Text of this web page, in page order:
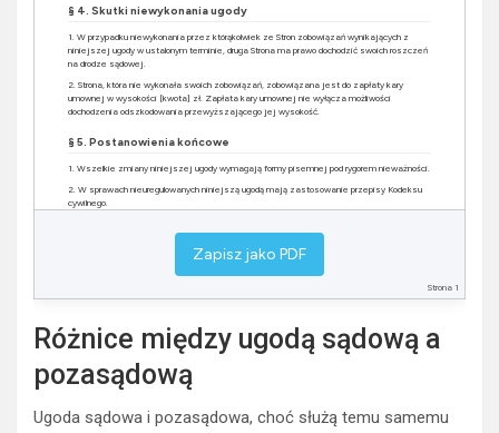
§ 4. Skutki niewykonania ugody
1. W przypadku niewykonania przez którąkolwiek ze Stron zobowiązań wynikających z
niniejszej ugody w ustalonym terminie, druga Strona ma prawo dochodzić swoich roszczeń
na drodze sądowej.
2. Strona, która nie wykonała swoich zobowiązań, zobowiązana jest do zapłaty kary
umownej w wysokości [kwota] zł. Zapłata kary umownej nie wyłącza możliwości
dochodzenia odszkodowania przewyższającego jej wysokość.
§ 5. Postanowienia końcowe
1. Wszelkie zmiany niniejszej ugody wymagają formy pisemnej pod rygorem nieważności.
2. W sprawach nieuregulowanych niniejszą ugodą mają zastosowanie przepisy Kodeksu
cywilnego.
4. Ugoda wchodzi w życie z dniem jej podpisania przez obie Strony.
W przypadku ugody sądowej: Ugoda zawarta przed Sądem [nazwa sądu] w
[miejscowość], dnia [data]
Strona 1
Zapisz jako PDF
Różnice między ugodą sądową a
pozasądową
Ugoda sądowa i pozasądowa, choć służą temu samemu